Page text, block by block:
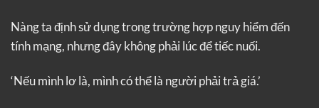
Nàng ta định sử dụng trong trường hợp nguy hiểm đến
tính mạng, nhưng đây không phải lúc để tiếc nuối.
‘Nếu mình lơ là, mình có thể là người phải trả giá.’